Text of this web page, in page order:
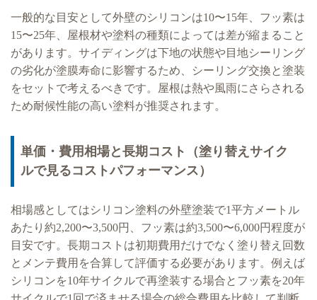
一般的な目安として外壁のシリコンは10〜15年、フッ素は
15〜25年、屋根材や塗料の種類によっては差が縮まること
があります。サイディングは下地の状態や目地シーリング
の劣化が塗膜寿命に影響するため、シーリング交換と塗装
をセットで考えるべきです。屋根は熱や風雨にさらされる
ため耐候性能の高い塗料が推奨されます。
単価・費用相場と長期コスト（塗り替えサイク
ルで見るコストパフォーマンス）
相場感としてはシリコン塗料の外壁塗装で1平方メートル
あたり約2,200〜3,500円、フッ素は約3,500〜6,000円程度が
目安です。長期コストは初期費用だけでなく塗り替え回数
とメンテ費用を合算して評価する必要があります。例えば
シリコンを10年サイクルで再塗装する場合とフッ素を20年